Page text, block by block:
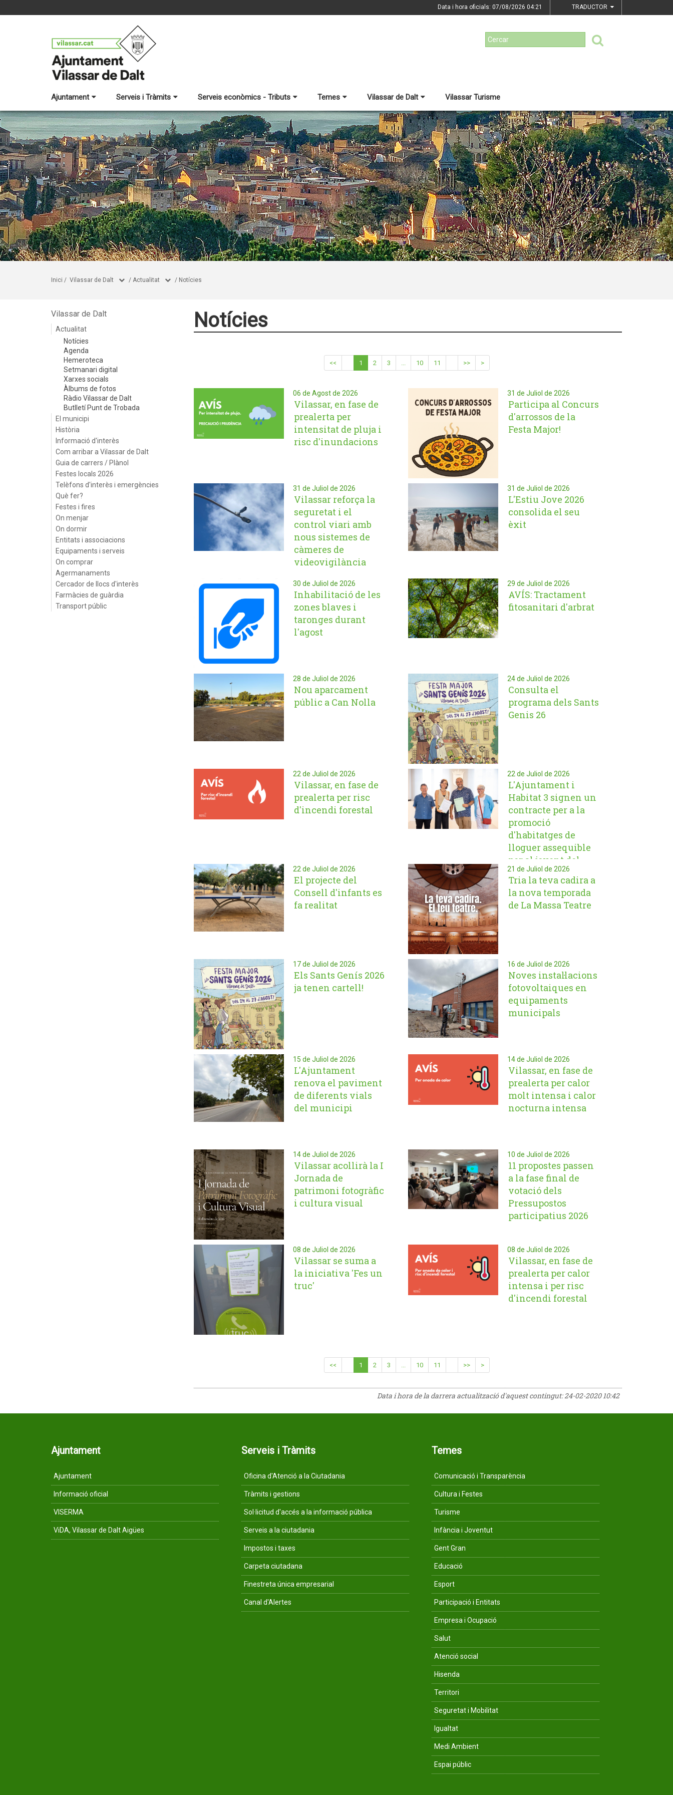
Data i hora oficials: 07/08/2026 04:21 TRADUCTOR
Ajuntament Serveis i Tràmits Serveis econòmics - Tributs Temes Vilassar de Dalt Vilassar Turisme
Inici / Vilassar de Dalt / Actualitat / Notícies
Vilassar de Dalt
Actualitat
Notícies
Agenda
Hemeroteca
Setmanari digital
Xarxes socials
Àlbums de fotos
Ràdio Vilassar de Dalt
Butlletí Punt de Trobada
El municipi
Història
Informació d'interès
Com arribar a Vilassar de Dalt
Guia de carrers / Plànol
Festes locals 2026
Telèfons d'interès i emergències
Què fer?
Festes i fires
On menjar
On dormir
Entitats i associacions
Equipaments i serveis
On comprar
Agermanaments
Cercador de llocs d'interès
Farmàcies de guàrdia
Transport públic
Notícies
<< 1 2 3 ... 10 11 >> >
06 de Agost de 2026
Vilassar, en fase de
prealerta per
intensitat de pluja i
risc d'inundacions
31 de Juliol de 2026
Participa al Concurs
d'arrossos de la
Festa Major!
31 de Juliol de 2026
Vilassar reforça la
seguretat i el
control viari amb
nous sistemes de
càmeres de
videovigilància
31 de Juliol de 2026
L'Estiu Jove 2026
consolida el seu
èxit
30 de Juliol de 2026
Inhabilitació de les
zones blaves i
taronges durant
l'agost
29 de Juliol de 2026
AVÍS: Tractament
fitosanitari d'arbrat
28 de Juliol de 2026
Nou aparcament
públic a Can Nolla
24 de Juliol de 2026
Consulta el
programa dels Sants
Genis 26
22 de Juliol de 2026
Vilassar, en fase de
prealerta per risc
d'incendi forestal
22 de Juliol de 2026
L'Ajuntament i
Habitat 3 signen un
contracte per a la
promoció
d'habitatges de
lloguer assequible
per al jovent del
municipi
22 de Juliol de 2026
El projecte del
Consell d'infants es
fa realitat
21 de Juliol de 2026
Tria la teva cadira a
la nova temporada
de La Massa Teatre
17 de Juliol de 2026
Els Sants Genís 2026
ja tenen cartell!
16 de Juliol de 2026
Noves instal·lacions
fotovoltaiques en
equipaments
municipals
15 de Juliol de 2026
L'Ajuntament
renova el paviment
de diferents vials
del municipi
14 de Juliol de 2026
Vilassar, en fase de
prealerta per calor
molt intensa i calor
nocturna intensa
14 de Juliol de 2026
Vilassar acollirà la I
Jornada de
patrimoni fotogràfic
i cultura visual
10 de Juliol de 2026
11 propostes passen
a la fase final de
votació dels
Pressupostos
participatius 2026
08 de Juliol de 2026
Vilassar se suma a
la iniciativa 'Fes un
truc'
08 de Juliol de 2026
Vilassar, en fase de
prealerta per calor
intensa i per risc
d'incendi forestal
<< 1 2 3 ... 10 11 >> >
Data i hora de la darrera actualització d'aquest contingut:24-02-2020 10:42
Ajuntament
Ajuntament
Informació oficial
VISERMA
ViDA, Vilassar de Dalt Aigües
Serveis i Tràmits
Oficina d'Atenció a la Ciutadania
Tràmits i gestions
Sol·licitud d'accés a la informació pública
Serveis a la ciutadania
Impostos i taxes
Carpeta ciutadana
Finestreta única empresarial
Canal d'Alertes
Temes
Comunicació i Transparència
Cultura i Festes
Turisme
Infància i Joventut
Gent Gran
Educació
Esport
Participació i Entitats
Empresa i Ocupació
Salut
Atenció social
Hisenda
Territori
Seguretat i Mobilitat
Igualtat
Medi Ambient
Espai públic